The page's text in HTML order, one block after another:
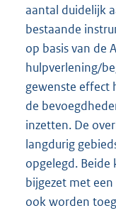
aantal duidelijk
bestaande
op basis van de
hulpverlening/
gewenste effect
de
inzetten. De
langdurig
opgelegd.
bijgezet met
ook worden